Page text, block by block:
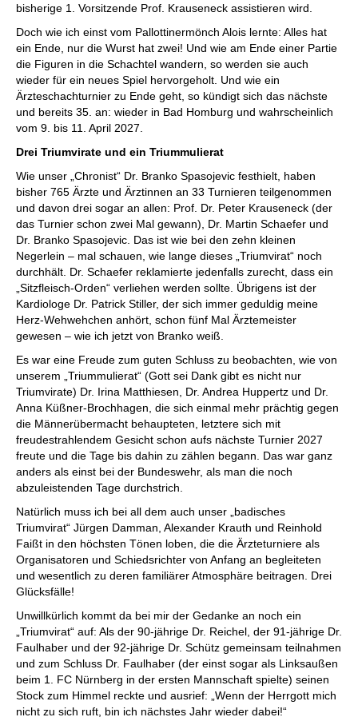
bisherige 1. Vorsitzende Prof. Krauseneck assistieren wird.
Doch wie ich einst vom Pallottinermönch Alois lernte: Alles hat
ein Ende, nur die Wurst hat zwei! Und wie am Ende einer Partie
die Figuren in die Schachtel wandern, so werden sie auch
wieder für ein neues Spiel hervorgeholt. Und wie ein
Ärzteschachturnier zu Ende geht, so kündigt sich das nächste
und bereits 35. an: wieder in Bad Homburg und wahrscheinlich
vom 9. bis 11. April 2027.
Drei Triumvirate und ein Triummulierat
Wie unser „Chronist“ Dr. Branko Spasojevic festhielt, haben
bisher 765 Ärzte und Ärztinnen an 33 Turnieren teilgenommen
und davon drei sogar an allen: Prof. Dr. Peter Krauseneck (der
das Turnier schon zwei Mal gewann), Dr. Martin Schaefer und
Dr. Branko Spasojevic. Das ist wie bei den zehn kleinen
Negerlein – mal schauen, wie lange dieses „Triumvirat“ noch
durchhält. Dr. Schaefer reklamierte jedenfalls zurecht, dass ein
„Sitzfleisch-Orden“ verliehen werden sollte. Übrigens ist der
Kardiologe Dr. Patrick Stiller, der sich immer geduldig meine
Herz-Wehwehchen anhört, schon fünf Mal Ärztemeister
gewesen – wie ich jetzt von Branko weiß.
Es war eine Freude zum guten Schluss zu beobachten, wie von
unserem „Triummulierat“ (Gott sei Dank gibt es nicht nur
Triumvirate) Dr. Irina Matthiesen, Dr. Andrea Huppertz und Dr.
Anna Küßner-Brochhagen, die sich einmal mehr prächtig gegen
die Männerübermacht behaupteten, letztere sich mit
freudestrahlendem Gesicht schon aufs nächste Turnier 2027
freute und die Tage bis dahin zu zählen begann. Das war ganz
anders als einst bei der Bundeswehr, als man die noch
abzuleistenden Tage durchstrich.
Natürlich muss ich bei all dem auch unser „badisches
Triumvirat“ Jürgen Damman, Alexander Krauth und Reinhold
Faißt in den höchsten Tönen loben, die die Ärzteturniere als
Organisatoren und Schiedsrichter von Anfang an begleiteten
und wesentlich zu deren familiärer Atmosphäre beitragen. Drei
Glücksfälle!
Unwillkürlich kommt da bei mir der Gedanke an noch ein
„Triumvirat“ auf: Als der 90-jährige Dr. Reichel, der 91-jährige Dr.
Faulhaber und der 92-jährige Dr. Schütz gemeinsam teilnahmen
und zum Schluss Dr. Faulhaber (der einst sogar als Linksaußen
beim 1. FC Nürnberg in der ersten Mannschaft spielte) seinen
Stock zum Himmel reckte und ausrief: „Wenn der Herrgott mich
nicht zu sich ruft, bin ich nächstes Jahr wieder dabei!“